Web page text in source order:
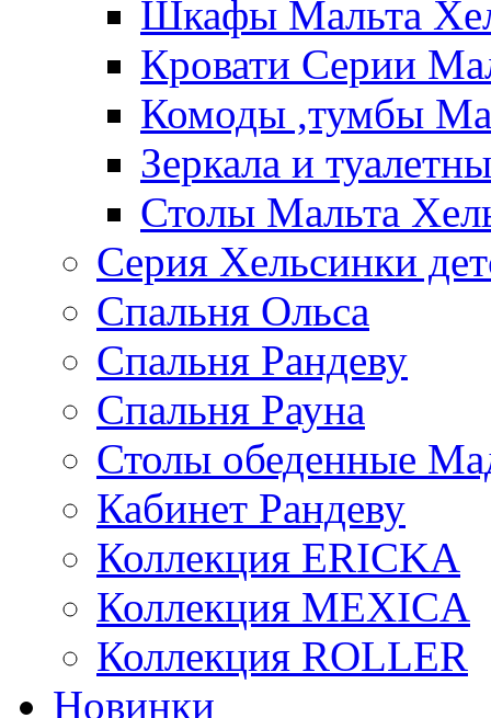
Шкафы Мальта
Кровати Серии
Комоды ,тумбы
Зеркала и
Столы Мальта
Серия Хельсинки
Спальня Ольса
Спальня Рандеву
Спальня Рауна
Столы обеденные
Кабинет Рандеву
Коллекция ERICKA
Коллекция MEXICA
Коллекция ROLLER
Новинки